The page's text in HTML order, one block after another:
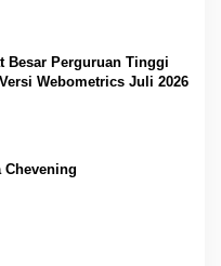
Besar Perguruan Tinggi
Webometrics Juli 2026
Chevening